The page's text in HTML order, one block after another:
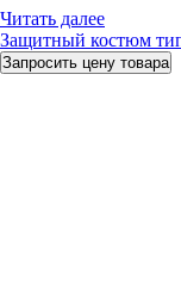
Читать далее
Защитный костюм
Запросить цену товара